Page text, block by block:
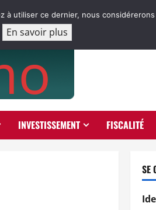
INVESTISSEMENT FISCALITÉ
SE
utiliser ce dernier, nous
En savoir plus